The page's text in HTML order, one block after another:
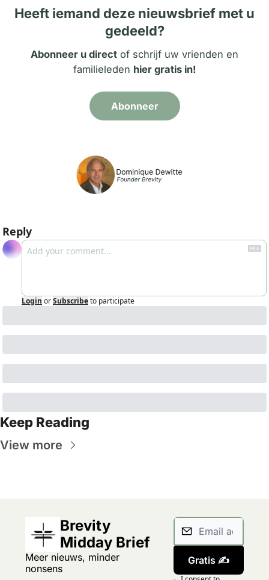
Heeft iemand deze nieuwsbrief met u
gedeeld?
Abonneer u direct of schrijf uw vrienden en
familieleden hier gratis in!
Abonneer
Reply
Login orSubscribeto participate
Keep Reading
View more
Brevity
Midday Brief
Meer nieuws, minder
nonsens
Gratis ✍️